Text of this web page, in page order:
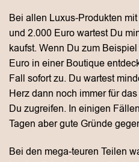
Bei allen Luxus-Produkten
und 2.000 Euro wartest Du
kaufst. Wenn Du zum
Euro in einer Boutique
Fall sofort zu. Du wartest
Herz dann noch immer für
Du zugreifen. In einigen
Tagen aber gute Gründe
Bei den mega-teuren Teilen